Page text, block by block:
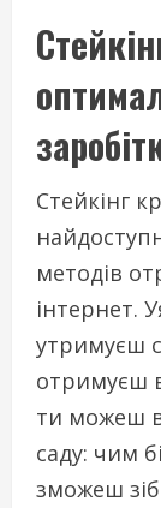
Стейкінг
методів
інтернет.
утримуєш
отримуєш
ти можеш
саду: чим
зможеш